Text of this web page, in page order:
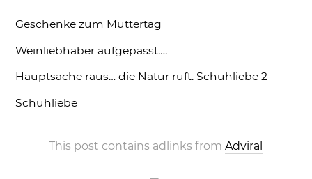
Geschenke zum Muttertag
Weinliebhaber aufgepasst….
Hauptsache raus… die Natur ruft. Schuhliebe 2
Schuhliebe
This post contains adlinks fromAdviral